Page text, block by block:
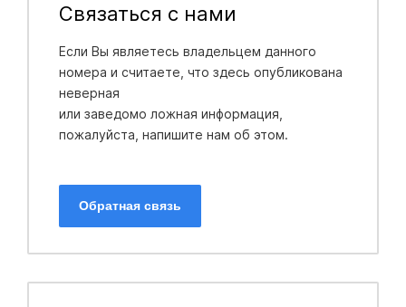
Связаться с нами
Если Вы являетесь владельцем данного
номера и считаете, что здесь опубликована
неверная
или заведомо ложная информация,
пожалуйста, напишите нам об этом.
Обратная связь